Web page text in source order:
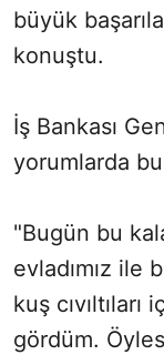
büyük
konuştu.
İş Bankası
yorumlarda
"Bugün bu
evladımız ile
kuş
gördüm.